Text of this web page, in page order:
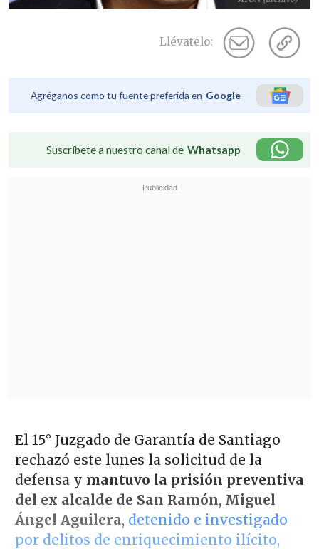
Llévatelo:
Agréganos como tu fuente preferida en Google
Suscríbete a nuestro canal de Whatsapp
El 15° Juzgado de Garantía de Santiago
rechazó este lunes la solicitud de la
defensa y mantuvo la prisión preventiva
del ex alcalde de San Ramón, Miguel
Ángel Aguilera, detenido e investigado
por delitos de enriquecimiento ilícito,